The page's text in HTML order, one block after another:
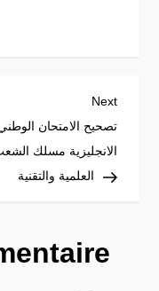
Next
Post
Next
الانجليزية مسلك
العلمية والتقنية